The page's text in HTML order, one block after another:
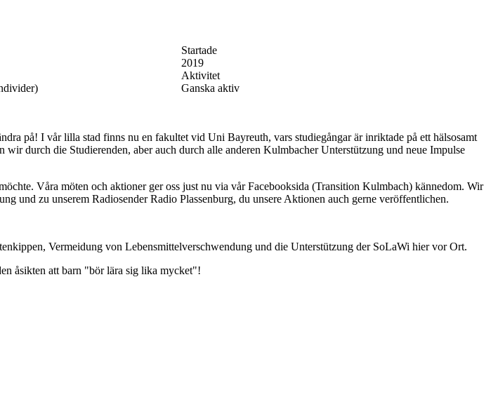
Startade
2019
Aktivitet
Ganska aktiv
på! I vår lilla stad finns nu en fakultet vid Uni Bayreuth, vars studiegångar är inriktade på ett hälsosamt
durch die Studierenden, aber auch durch alle anderen Kulmbacher Unterstützung und neue Impulse
Våra möten och aktioner ger oss just nu via vår Facebooksida (Transition Kulmbach) kännedom. Wir
und zu unserem Radiosender Radio Plassenburg, du unsere Aktionen auch gerne veröffentlichen.
Vermeidung von Lebensmittelverschwendung und die Unterstützung der SoLaWi hier vor Ort.
åsikten att barn "bör lära sig lika mycket"!